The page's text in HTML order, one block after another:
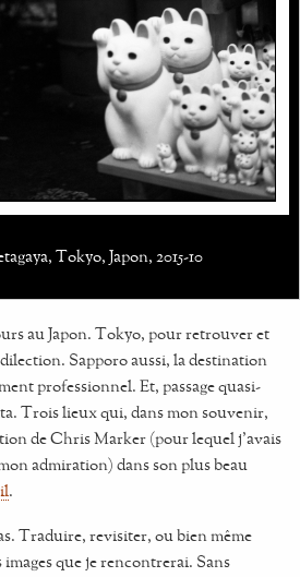
Tokyo, Japon, 2015-10
au Japon. Tokyo, pour retrouver et
Sapporo aussi, la destination
professionnel. Et, passage quasi-
Trois lieux qui, dans mon souvenir,
de Chris Marker (pour lequel j’avais
admiration) dans son plus beau
.
Traduire, revisiter, ou bien même
que je rencontrerai. Sans